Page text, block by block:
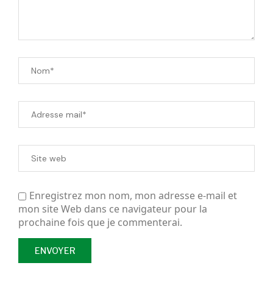
Enregistrez mon nom, mon adresse e-mail et
mon site Web dans ce navigateur pour la
prochaine fois que je commenterai.